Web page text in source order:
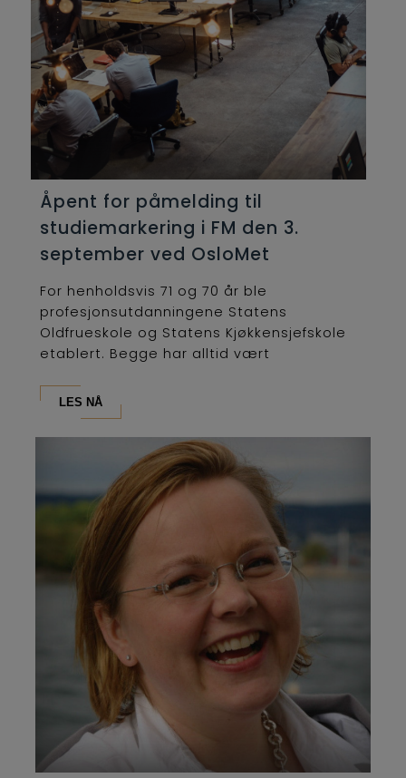
Åpent for påmelding til
studiemarkering i FM den 3.
september ved OsloMet
For henholdsvis 71 og 70 år ble
profesjonsutdanningene Statens
Oldfrueskole og Statens Kjøkkensjefskole
etablert. Begge har alltid vært
LES NÅ